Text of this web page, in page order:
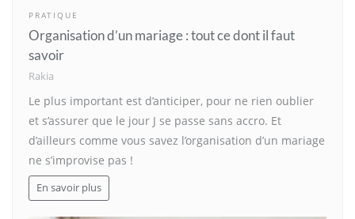
PRATIQUE
Organisation d’un mariage : tout ce dont il faut
savoir
Rakia
Le plus important est d’anticiper, pour ne rien oublier
et s’assurer que le jour J se passe sans accro. Et
d’ailleurs comme vous savez l’organisation d’un mariage
ne s’improvise pas !
En savoir plus